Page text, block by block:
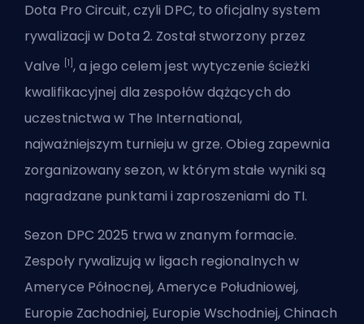
Dota Pro Circuit, czyli DPC, to oficjalny system
rywalizacji w Dota 2. Został stworzony przez
Valve
[1] , a jego celem jest wytyczenie ścieżki
kwalifikacyjnej dla zespołów dążących do
uczestnictwa w The International,
najważniejszym turnieju w grze. Obieg zapewnia
zorganizowany sezon, w którym stałe wyniki są
nagradzane punktami i zaproszeniami do TI.
Sezon DPC 2025 trwa w znanym formacie.
Zespoły rywalizują w ligach regionalnych w
Ameryce Północnej, Ameryce Południowej,
Europie Zachodniej, Europie Wschodniej, Chinach